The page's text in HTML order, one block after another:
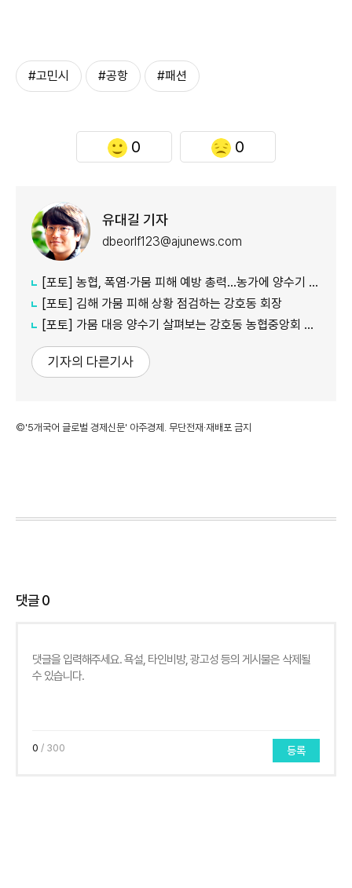
#고민시 #공항 #패션
0 0
유대길 기자
dbeorlf123@ajunews.com
[포토] 농협, 폭염·가뭄 피해 예방 총력…농가에 양수기 지원
[포토] 김해 가뭄 피해 상황 점검하는 강호동 회장
[포토] 가뭄 대응 양수기 살펴보는 강호동 농협중앙회 회장
기자의 다른기사
©'5개국어 글로벌 경제신문' 아주경제. 무단전재·재배포 금지
댓글0
0 / 300 등록